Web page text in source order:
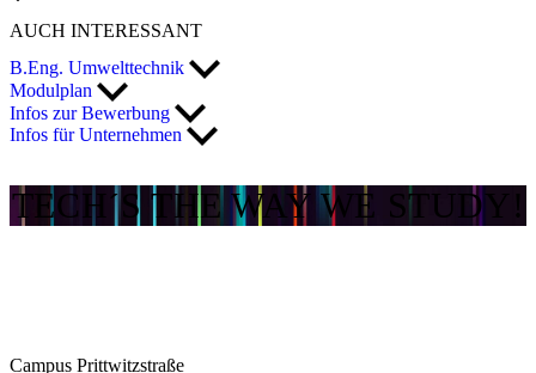
AUCH INTERESSANT
B.Eng. Umwelttechnik
Modulplan
Infos zur Bewerbung
Infos für Unternehmen
TECH´S THE WAY WE STUDY!
Campus Prittwitzstraße